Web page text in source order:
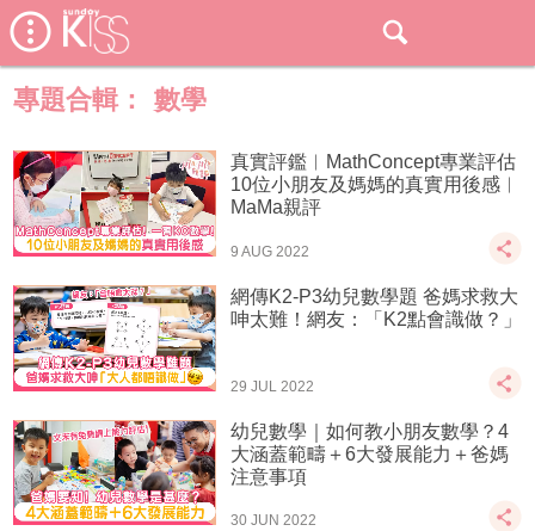
專題合輯： 數學
真實評鑑︱MathConcept專業評估
10位小朋友及媽媽的真實用後感︱
MaMa親評
9 AUG 2022
網傳K2-P3幼兒數學題 爸媽求救大
呻太難！網友：「K2點會識做？」
29 JUL 2022
幼兒數學｜如何教小朋友數學？4
大涵蓋範疇＋6大發展能力＋爸媽
注意事項
30 JUN 2022